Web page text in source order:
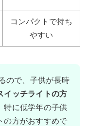
コンパクトで持ち
やすい
ので、子供が長時
イッチライトの方
特に低学年の子供
の方がおすすめで